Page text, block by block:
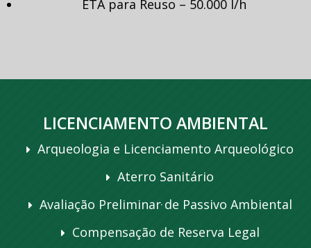
ETA para Reuso – 50.000 l/h
LICENCIAMENTO AMBIENTAL
Arqueologia e Licenciamento Arqueológico
Aterro Sanitário
Avaliação Preliminar de Passivo Ambiental
Compensação de Reserva Legal